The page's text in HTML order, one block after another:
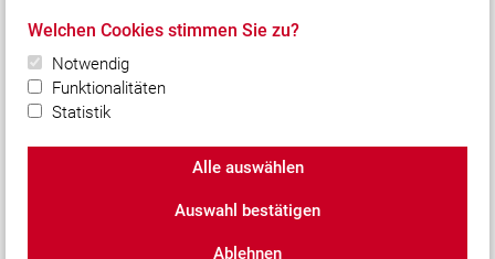
Bleiben Sie mit uns in Kontakt und vernetzen Sie sich
mit uns!
© 2026 Freiwillige Feuerwehr Krailling
Datenschutz|Cookie-Einstellungen
Welchen Cookies stimmen Sie zu?
Notwendig
Funktionalitäten
Statistik
Alle auswählen
Auswahl bestätigen
Ablehnen